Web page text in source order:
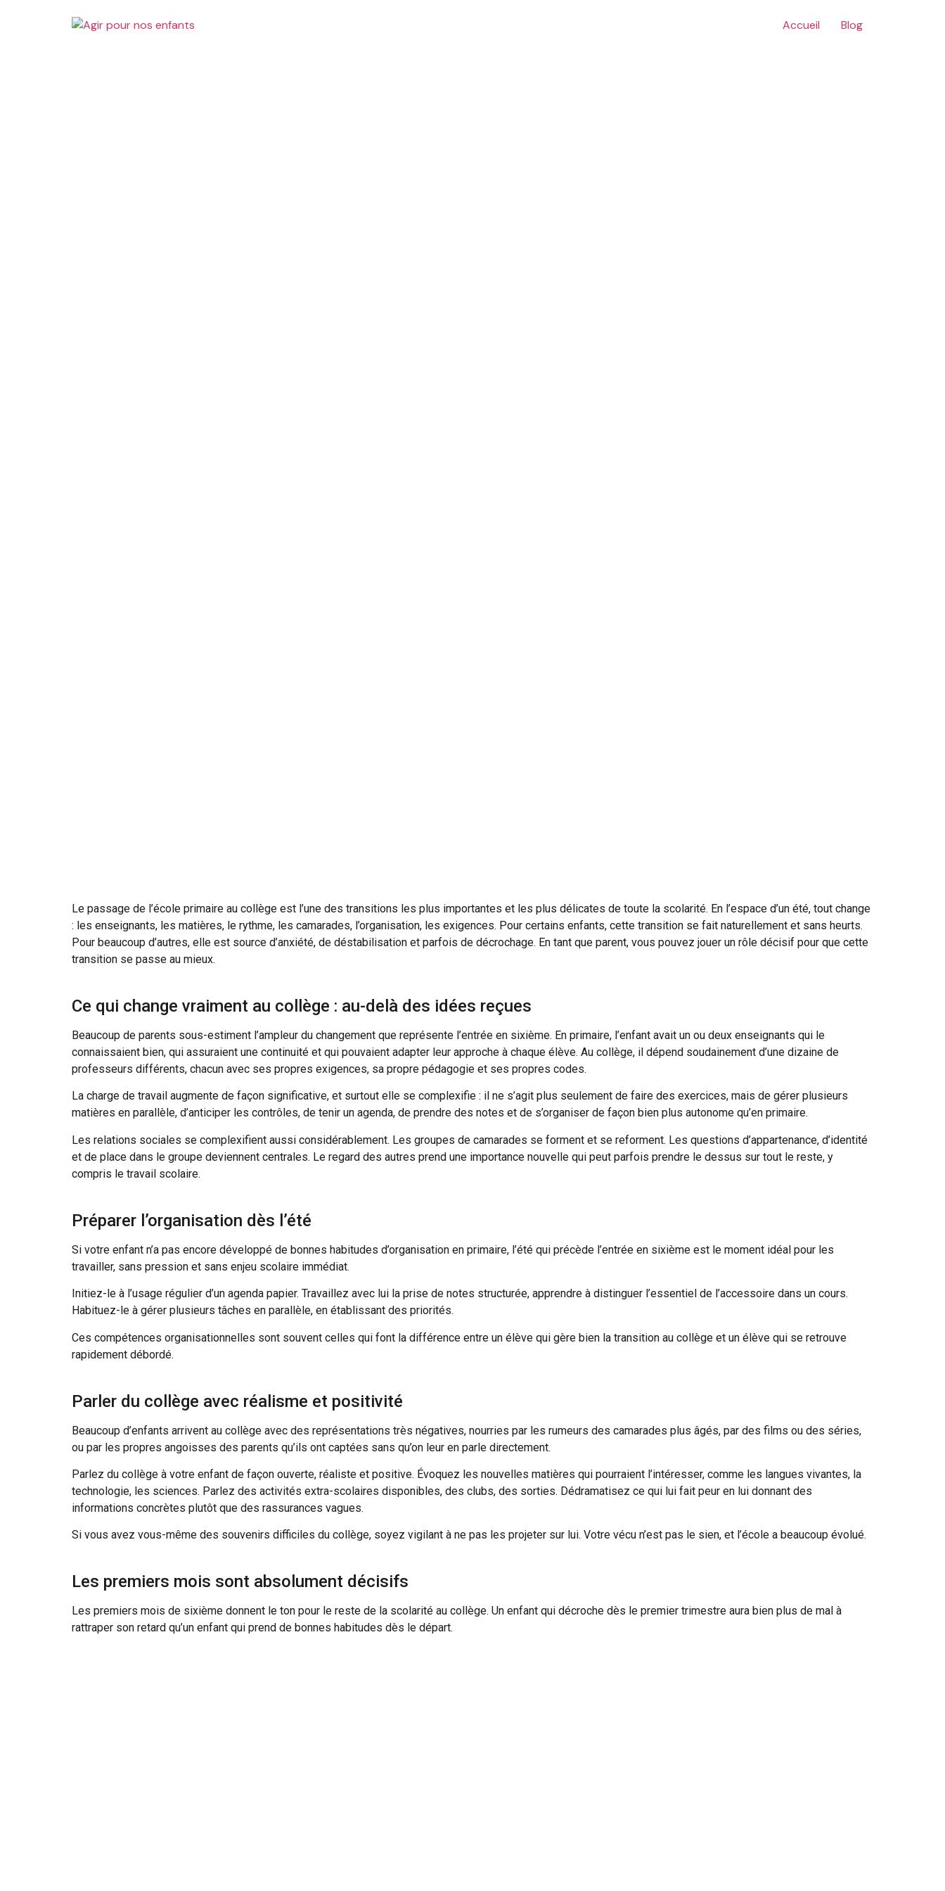
Accueil Blog
Le passage de l’école primaire au collège est l’une des transitions les plus importantes et les plus délicates de toute la scolarité. En l’espace d’un été, tout change
: les enseignants, les matières, le rythme, les camarades, l’organisation, les exigences. Pour certains enfants, cette transition se fait naturellement et sans heurts.
Pour beaucoup d’autres, elle est source d’anxiété, de déstabilisation et parfois de décrochage. En tant que parent, vous pouvez jouer un rôle décisif pour que cette
transition se passe au mieux.
Ce qui change vraiment au collège : au-delà des idées reçues
Beaucoup de parents sous-estiment l’ampleur du changement que représente l’entrée en sixième. En primaire, l’enfant avait un ou deux enseignants qui le
connaissaient bien, qui assuraient une continuité et qui pouvaient adapter leur approche à chaque élève. Au collège, il dépend soudainement d’une dizaine de
professeurs différents, chacun avec ses propres exigences, sa propre pédagogie et ses propres codes.
La charge de travail augmente de façon significative, et surtout elle se complexifie : il ne s’agit plus seulement de faire des exercices, mais de gérer plusieurs
matières en parallèle, d’anticiper les contrôles, de tenir un agenda, de prendre des notes et de s’organiser de façon bien plus autonome qu’en primaire.
Les relations sociales se complexifient aussi considérablement. Les groupes de camarades se forment et se reforment. Les questions d’appartenance, d’identité
et de place dans le groupe deviennent centrales. Le regard des autres prend une importance nouvelle qui peut parfois prendre le dessus sur tout le reste, y
compris le travail scolaire.
Préparer l’organisation dès l’été
Si votre enfant n’a pas encore développé de bonnes habitudes d’organisation en primaire, l’été qui précède l’entrée en sixième est le moment idéal pour les
travailler, sans pression et sans enjeu scolaire immédiat.
Initiez-le à l’usage régulier d’un agenda papier. Travaillez avec lui la prise de notes structurée, apprendre à distinguer l’essentiel de l’accessoire dans un cours.
Habituez-le à gérer plusieurs tâches en parallèle, en établissant des priorités.
Ces compétences organisationnelles sont souvent celles qui font la différence entre un élève qui gère bien la transition au collège et un élève qui se retrouve
rapidement débordé.
Parler du collège avec réalisme et positivité
Beaucoup d’enfants arrivent au collège avec des représentations très négatives, nourries par les rumeurs des camarades plus âgés, par des films ou des séries,
ou par les propres angoisses des parents qu’ils ont captées sans qu’on leur en parle directement.
Parlez du collège à votre enfant de façon ouverte, réaliste et positive. Évoquez les nouvelles matières qui pourraient l’intéresser, comme les langues vivantes, la
technologie, les sciences. Parlez des activités extra-scolaires disponibles, des clubs, des sorties. Dédramatisez ce qui lui fait peur en lui donnant des
informations concrètes plutôt que des rassurances vagues.
Si vous avez vous-même des souvenirs difficiles du collège, soyez vigilant à ne pas les projeter sur lui. Votre vécu n’est pas le sien, et l’école a beaucoup évolué.
Les premiers mois sont absolument décisifs
Les premiers mois de sixième donnent le ton pour le reste de la scolarité au collège. Un enfant qui décroche dès le premier trimestre aura bien plus de mal à
rattraper son retard qu’un enfant qui prend de bonnes habitudes dès le départ.